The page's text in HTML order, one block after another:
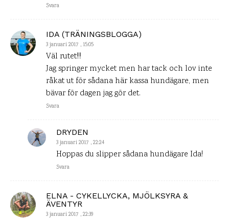
Svara
IDA (TRÄNINGSBLOGGA)
3 januari 2017 , 15:05
Väl rutet!!!
Jag springer mycket men har tack och lov inte
råkat ut för sådana här kassa hundägare, men
bävar för dagen jag gör det.
Svara
DRYDEN
3 januari 2017 , 22:24
Hoppas du slipper sådana hundägare Ida!
Svara
ELNA - CYKELLYCKA, MJÖLKSYRA &
ÄVENTYR
3 januari 2017 , 22:39